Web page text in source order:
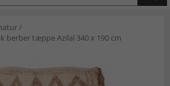
I INDKØBSKURVEN.
/
berber tæppe Azilal 340 x 190 cm